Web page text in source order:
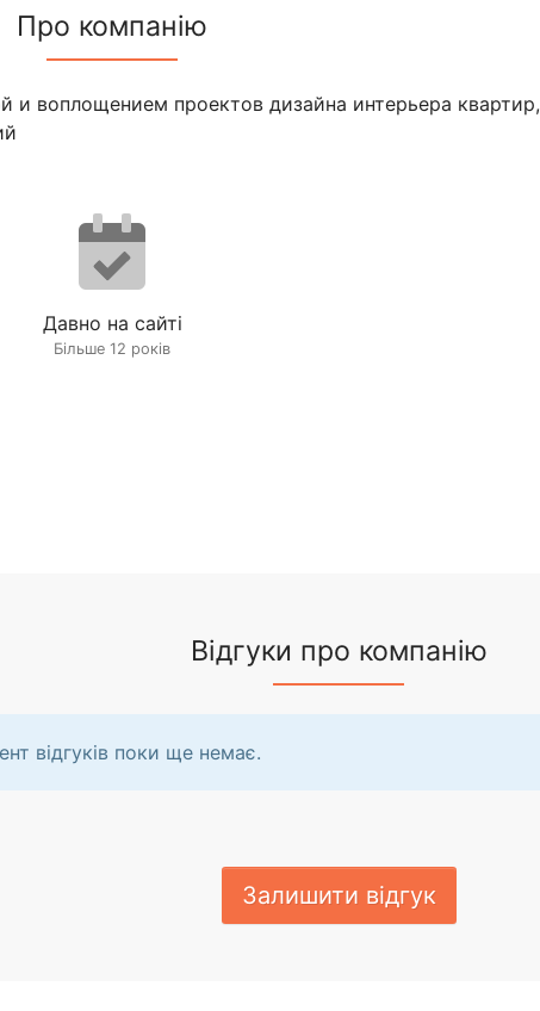
Про компанію
и воплощением проектов дизайна интерьера квартир,
Давно на сайті
Більше 12 років
Відгуки про компанію
відгуків поки ще немає.
Залишити відгук